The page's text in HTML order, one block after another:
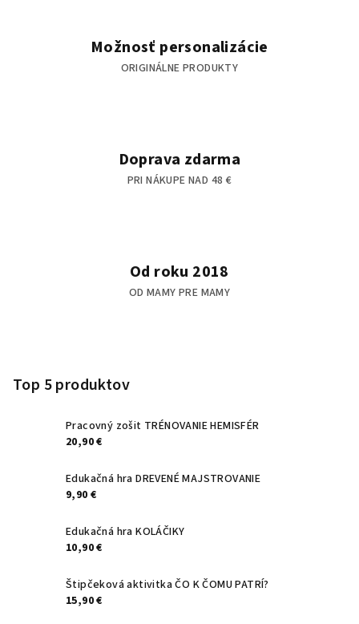
v
ý
Možnosť personalizácie
ORIGINÁLNE PRODUKTY
Doprava zdarma
PRI NÁKUPE NAD 48 €
Od roku 2018
OD MAMY PRE MAMY
Top 5 produktov
Pracovný zošit TRÉNOVANIE HEMISFÉR
20,90 €
Edukačná hra DREVENÉ MAJSTROVANIE
9,90 €
Edukačná hra KOLÁČIKY
10,90 €
Štipčeková aktivitka ČO K ČOMU PATRÍ?
15,90 €